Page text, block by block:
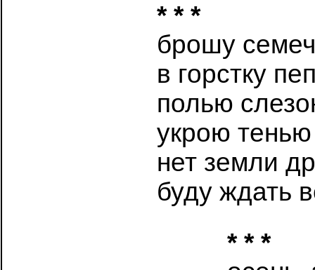
* * *
брошу
в горстку
полью
укрою тенью
нет земли
буду ждать
* * *